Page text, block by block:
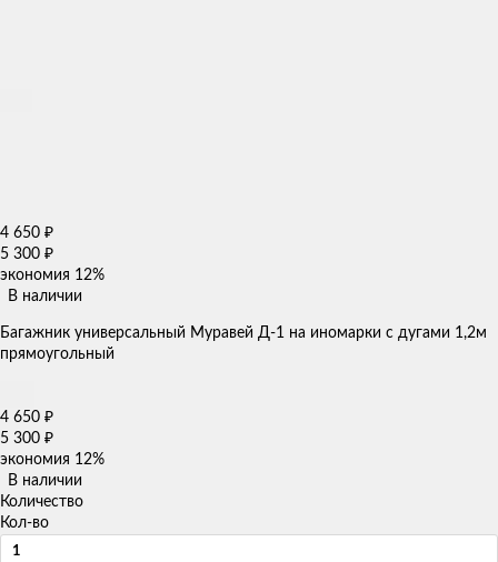
4 650 ₽
5 300 ₽
экономия 12%
В наличии
Багажник универсальный Муравей Д-1 на иномарки с дугами 1,2м
прямоугольный
4 650 ₽
5 300 ₽
экономия 12%
В наличии
Количество
Кол-во